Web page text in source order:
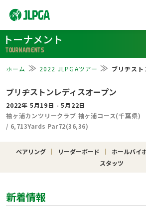
トーナメント
TOURNAMENTS
ホーム 2022 JLPGAツアー ブリヂス
ブリヂストンレディスオープン
2022年 5月19日 - 5月22日
袖ヶ浦カンツリークラブ 袖ヶ浦コース(千葉県)
/ 6,713Yards Par72(36,36)
ペアリング リーダーボード ホールバイ
スタッツ
新着情報